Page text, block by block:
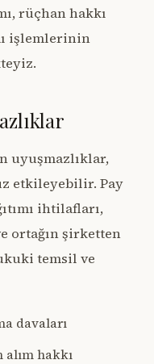
rüçhan hakkı
işlemlerinin
uyuşmazlıklar,
etkileyebilir. Pay
ihtilafları,
ortağın şirketten
temsil ve
davaları
hakkı